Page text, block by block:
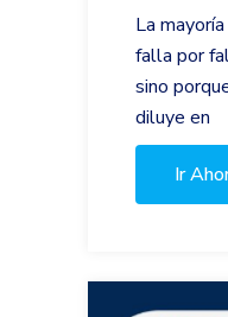
La
falla por
sino
diluye en
Ir